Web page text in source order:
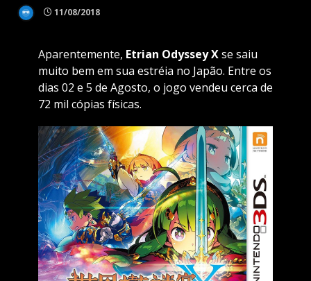
11/08/2018
Aparentemente, Etrian Odyssey Xse saiu
muito bem em sua estréia no Japão. Entre os
dias 02 e 5 de Agosto, o jogo vendeu cerca de
72 mil cópias físicas.